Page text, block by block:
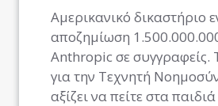
Αμερικανικό δικαστήριο
αποζημίωση
Anthropic σε συγγραφείς.
για την Τεχνητή
αξίζει να πείτε στα